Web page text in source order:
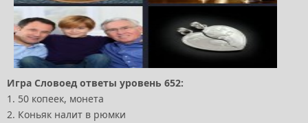
Игра Словоед ответы уровень 652:
1. 50 копеек, монета
2. Коньяк налит в рюмки